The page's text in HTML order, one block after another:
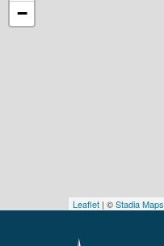
−
Leaflet | ©Stadia Maps